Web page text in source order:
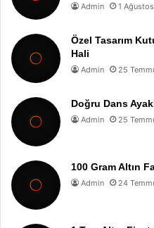
Admin 1
Özel Tasarım
Hali
Admin 25
Doğru Dans
Admin 25
100 Gram Altın
Admin 24